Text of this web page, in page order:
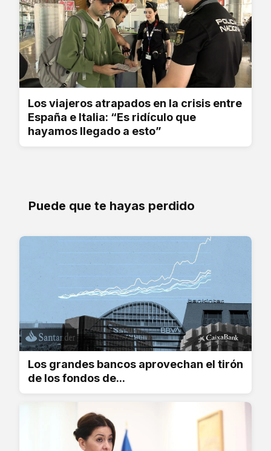
Los viajeros atrapados en la crisis entre
España e Italia: “Es ridículo que
hayamos llegado a esto”
Puede que te hayas perdido
Los grandes bancos aprovechan el tirón
de los fondos de...